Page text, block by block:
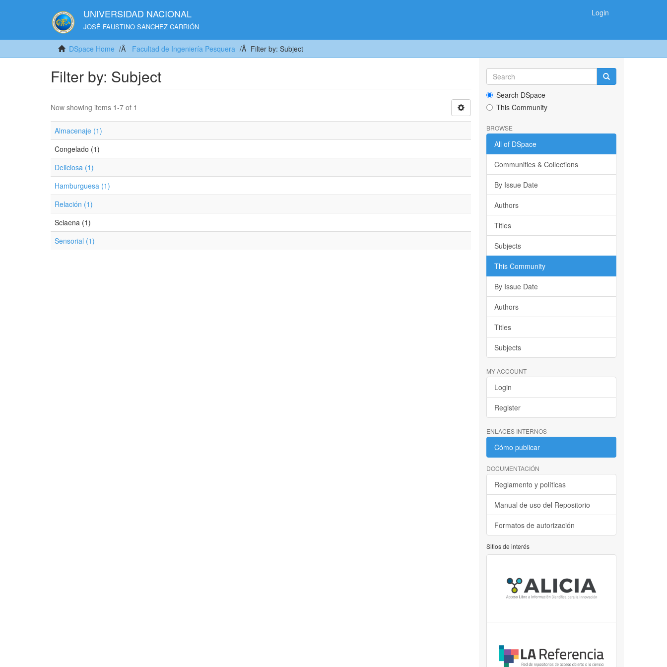
UNIVERSIDAD NACIONAL
JOSÉ FAUSTINO SANCHEZ CARRIÓN
Login
DSpace Home Facultad de Ingeniería Pesquera Filter by: Subject
Filter by: Subject
Now showing items 1-7 of 1
Almacenaje (1)
Congelado (1)
Deliciosa (1)
Hamburguesa (1)
Relación (1)
Sciaena (1)
Sensorial (1)
Search DSpace
This Community
BROWSE
All of DSpace
Communities & Collections
By Issue Date
Authors
Titles
Subjects
This Community
By Issue Date
Authors
Titles
Subjects
MY ACCOUNT
Login
Register
ENLACES INTERNOS
Cómo publicar
DOCUMENTACIÓN
Reglamento y políticas
Manual de uso del Repositorio
Formatos de autorización
Sitios de interés